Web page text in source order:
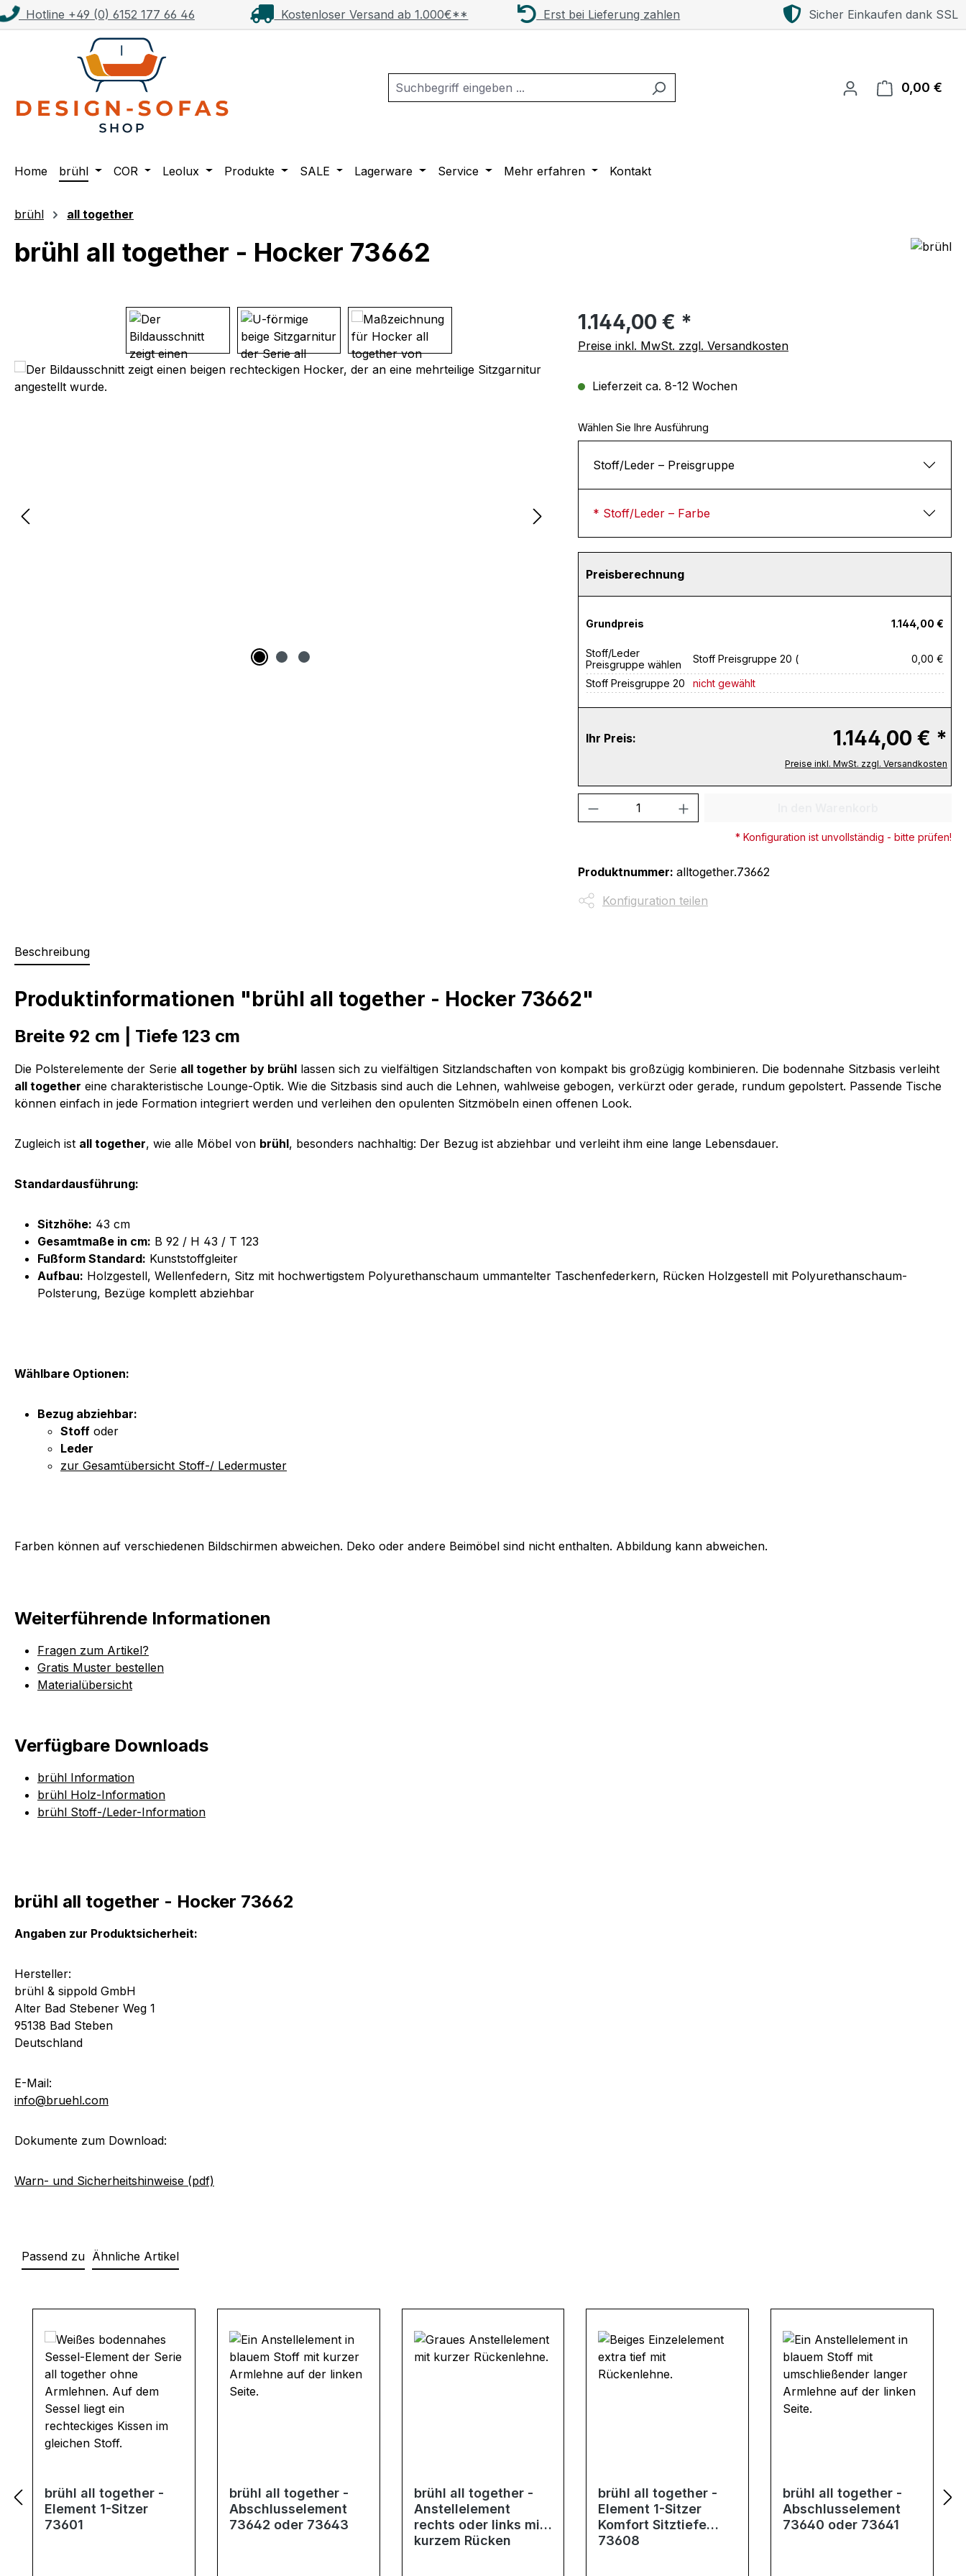
Hauptinhalt springen
Zur Suche springen
Zur Hauptnavigation springen
Hotline +49 (0) 6152 177 66 46 Kostenloser Versand ab 1.000€** Erst bei Lieferung zahlen Sicher Einkaufen dank SSL
0,00 €
Home brühl COR Leolux Produkte SALE Lagerware Service Mehr erfahren Kontakt
brühl all together
brühl all together - Hocker 73662
Bildergalerie überspringen Regulärer Preis:
1.144,00 € *
Preise inkl. MwSt. zzgl. Versandkosten
Lieferzeit ca. 8-12 Wochen
Wählen Sie Ihre Ausführung
Stoff/Leder – Preisgruppe
* Stoff/Leder – Farbe
Preisberechnung
Grundpreis 1.144,00 €
Stoff/Leder
Preisgruppe wählen
Stoff Preisgruppe 20 (
0,00 €
Stoff Preisgruppe 20
nicht gewählt
Ihr Preis: 1.144,00 € *
Preise inkl. MwSt. zzgl. Versandkosten
Produkt Anzahl: Gib den gewünschten Wert
* Konfiguration ist unvollständig - bitte prüfen!
Produktnummer: alltogether.73662
Konfiguration teilen
Beschreibung
Produktinformationen "brühl all together - Hocker 73662"
Breite 92 cm | Tiefe 123 cm
Die Polsterelemente der Serie all together by brühl lassen sich zu vielfältigen Sitzlandschaften von kompakt bis großzügig kombinieren. Die bodennahe Sitzbasis verleiht
all together eine charakteristische Lounge-Optik. Wie die Sitzbasis sind auch die Lehnen, wahlweise gebogen, verkürzt oder gerade, rundum gepolstert. Passende Tische
können einfach in jede Formation integriert werden und verleihen den opulenten Sitzmöbeln einen offenen Look.
Zugleich ist all together, wie alle Möbel von brühl, besonders nachhaltig: Der Bezug ist abziehbar und verleiht ihm eine lange Lebensdauer.
Standardausführung:
Sitzhöhe: 43 cm
Gesamtmaße in cm: B 92 / H 43 / T 123
Fußform Standard: Kunststoffgleiter
Aufbau: Holzgestell, Wellenfedern, Sitz mit hochwertigstem Polyurethanschaum ummantelter Taschenfederkern, Rücken Holzgestell mit Polyurethanschaum-
Polsterung, Bezüge komplett abziehbar
Wählbare Optionen:
Bezug abziehbar:
Stoff oder
Leder
zur Gesamtübersicht Stoff-/ Ledermuster
Farben können auf verschiedenen Bildschirmen abweichen. Deko oder andere Beimöbel sind nicht enthalten. Abbildung kann abweichen.
Weiterführende Informationen
Fragen zum Artikel?
Gratis Muster bestellen
Materialübersicht
Verfügbare Downloads
brühl Information
brühl Holz-Information
brühl Stoff-/Leder-Information
brühl all together - Hocker 73662
Angaben zur Produktsicherheit:
Hersteller:
brühl & sippold GmbH
Alter Bad Stebener Weg 1
95138 Bad Steben
Deutschland
E-Mail:
info@bruehl.com
Dokumente zum Download:
Warn- und Sicherheitshinweise (pdf)
Passend zu Ähnliche Artikel
brühl all together -
Element 1-Sitzer
73601
brühl all together -
Abschlusselement
73642 oder 73643
brühl all together -
Anstellelement
rechts oder links mit
kurzem Rücken
brühl all together -
Element 1-Sitzer
Komfort Sitztiefe
73608
brühl all together -
Abschlusselement
73640 oder 73641